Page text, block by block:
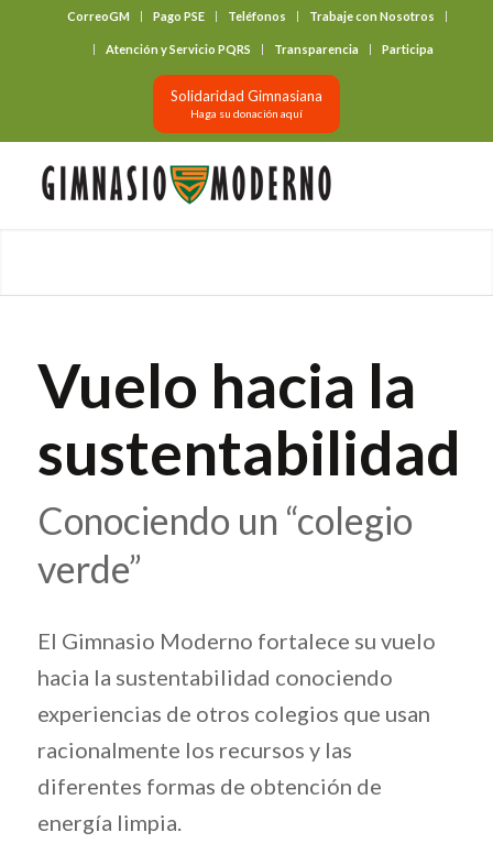
CorreoGM Pago PSE Teléfonos Trabaje con Nosotros
Atención y Servicio PQRS Transparencia Participa
Solidaridad Gimnasiana
Haga su donación aquí
Vuelo hacia la
sustentabilidad
Conociendo un “colegio
verde”
El Gimnasio Moderno fortalece su vuelo
hacia la sustentabilidad conociendo
experiencias de otros colegios que usan
racionalmente los recursos y las
diferentes formas de obtención de
energía limpia.